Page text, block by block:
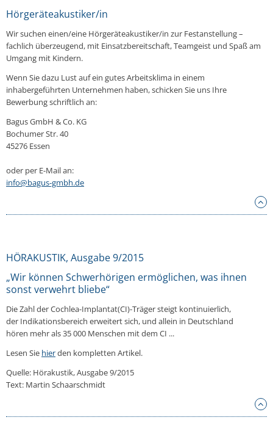
Hörgeräteakustiker/in
Wir suchen einen/eine Hörgeräteakustiker/in zur Festanstellung –
fachlich überzeugend, mit Einsatzbereitschaft, Teamgeist und Spaß am
Umgang mit Kindern.
Wenn Sie dazu Lust auf ein gutes Arbeitsklima in einem
inhabergeführten Unternehmen haben, schicken Sie uns Ihre
Bewerbung schriftlich an:
Bagus GmbH & Co. KG
Bochumer Str. 40
45276 Essen
oder per E-Mail an:
info@bagus-gmbh.de
HÖRAKUSTIK, Ausgabe 9/2015
„Wir können Schwerhörigen ermöglichen, was ihnen
sonst verwehrt bliebe“
Die Zahl der Cochlea-Implantat(CI)-Träger steigt kontinuierlich,
der Indikationsbereich erweitert sich, und allein in Deutschland
hören mehr als 35 000 Menschen mit dem CI ...
Lesen Sie hierden kompletten Artikel.
Quelle: Hörakustik, Ausgabe 9/2015
Text: Martin Schaarschmidt